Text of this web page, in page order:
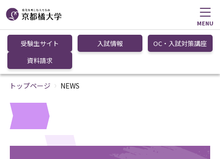
MENU
受験生サイト 入試情報
OC・入試対策講座
資料請求
トップページ NEWS